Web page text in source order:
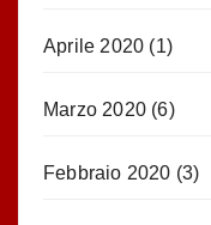
Aprile 2020 (1)
Marzo 2020 (6)
Febbraio 2020 (3)